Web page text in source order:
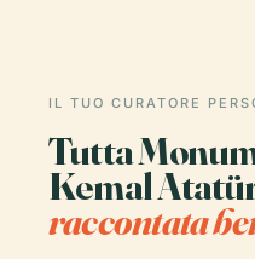
IL TUO CURATORE
Tutta
Kemal
raccontata